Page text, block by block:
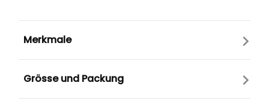
Merkmale
Grösse und Packung